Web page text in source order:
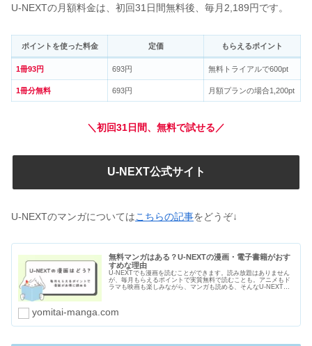
U-NEXTの月額料金は、初回31日間無料後、毎月2,189円です。
ポイントを使った料金 定価 もらえるポイント
1冊93円 693円 無料トライアルで600pt
1冊分無料 693円 月額プランの場合1,200pt
＼初回31日間、無料で試せる／
U-NEXT公式サイト
U-NEXTのマンガについてはこちらの記事をどうぞ↓
無料マンガはある？U-NEXTの漫画・電子書籍がおす
すめな理由
U-NEXTでも漫画を読むことができます。読み放題はありません
が、毎月もらえるポイントで実質無料で読むことも。アニメもド
ラマも映画も楽しみながら、マンガも読める、そんなU-NEXTが
yomitai-manga.com